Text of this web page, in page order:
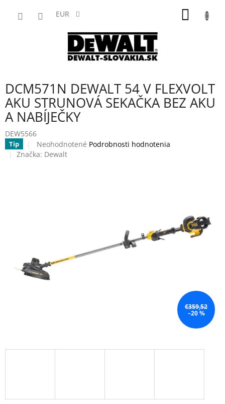
EUR
DCM571N DEWALT 54 V FLEXVOLT
AKU STRUNOVÁ SEKAČKA BEZ AKU
A NABÍJEČKY
DEW5566
Tip
Priemerné
hodnotenie
Neohodnotené Podrobnosti hodnotenia
Značka: Dewalt
€359,52
–20 %